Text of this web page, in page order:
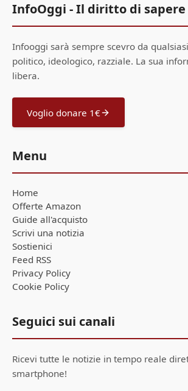
InfoOggi - Il diritto di sapere
Infooggi sarà sempre scevro da
politico, ideologico, razziale. La sua
libera.
Voglio donare 1€
Menu
Home
Offerte Amazon
Guide all'acquisto
Scrivi una notizia
Sostienici
Feed RSS
Privacy Policy
Cookie Policy
Seguici sui canali
Ricevi tutte le notizie in tempo reale
smartphone!